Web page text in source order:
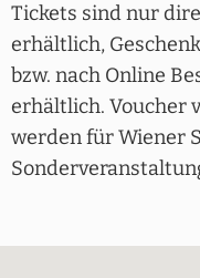
Tickets sind nur
erhältlich,
bzw. nach Online
erhältlich. Voucher
werden für Wiener